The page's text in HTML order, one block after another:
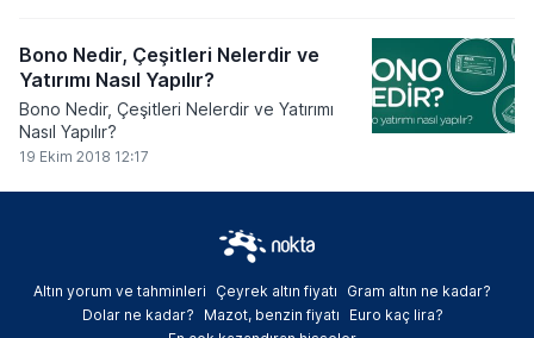
Bono Nedir, Çeşitleri Nelerdir ve
Yatırımı Nasıl Yapılır?
Bono Nedir, Çeşitleri Nelerdir ve Yatırımı
Nasıl Yapılır?
19 Ekim 2018 12:17
Altın yorum ve tahminleri Çeyrek altın fiyatı
Gram altın ne kadar?
Dolar ne kadar?
Mazot, benzin fiyatı
Euro kaç lira?